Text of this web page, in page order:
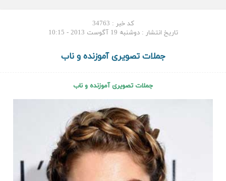
کد خبر : 34763
تاریخ انتشار : دوشنبه 19 آگوست 2013 - 10:15
جملات تصویری آموزنده و ناب
جملاتتصویریآموزنده و ناب